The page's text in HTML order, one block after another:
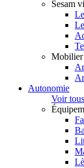
Sesam
Mobilier
Autonomie
Voir